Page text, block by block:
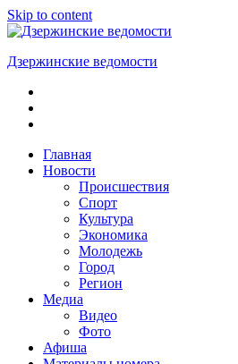
Skip to content
Дзержинские ведомости
ОБЩЕСТВЕННО-
ПОЛИТИЧЕСКАЯ
ГАЗЕТАГлавная
Новости
Происшествия
Спорт
Культура
Экономика
Молодежь
Город
Регион
Медиа
Видео
Фото
Афиша